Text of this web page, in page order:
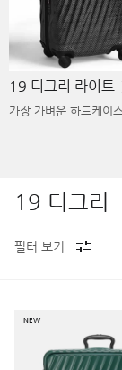
19 디그리 라이트
가장 가벼운 하드케이스
19 디그리
필터 보기
NEW